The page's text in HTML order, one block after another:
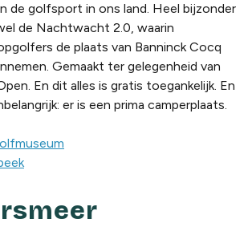
de golfsport in ons land. Heel bijzonder
de Nachtwacht 2.0, waarin
de plaats van Banninck Cocq
Gemaakt ter gelegenheid van
En dit alles is gratis toegankelijk. En
er is een prima camperplaats.